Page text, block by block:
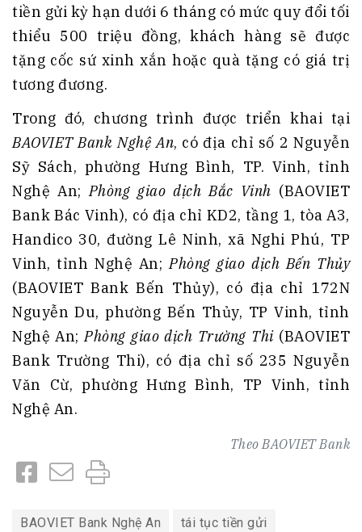
tiền gửi kỳ hạn dưới 6 tháng có mức quy đổi tối
thiểu 500 triệu đồng, khách hàng sẽ được
tặng cốc sứ xinh xắn hoặc quà tặng có giá trị
tương đương.
Trong đó, chương trình được triển khai tại
BAOVIET Bank Nghệ An, có địa chỉ số 2 Nguyễn
Sỹ Sách, phường Hưng Bình, TP. Vinh, tỉnh
Nghệ An;Phòng giao dịch Bắc Vinh (BAOVIET
Bank Bác Vinh), có địa chỉ KD2, tầng 1, tòa A3,
Handico 30, đường Lê Ninh, xã Nghi Phú, TP
Vinh, tỉnh Nghệ An;Phòng giao dịch Bến Thủy
(BAOVIET Bank Bến Thủy), có địa chỉ 172N
Nguyễn Du, phường Bến Thủy, TP Vinh, tỉnh
Nghệ An;Phòng giao dịch Trường Thi(BAOVIET
Bank Trường Thi), có địa chỉ số 235 Nguyễn
Văn Cừ, phường Hưng Bình, TP Vinh, tỉnh
Nghệ An.
TheoBAOVIET Bank
BAOVIET Bank Nghệ An tái tục tiền gửi